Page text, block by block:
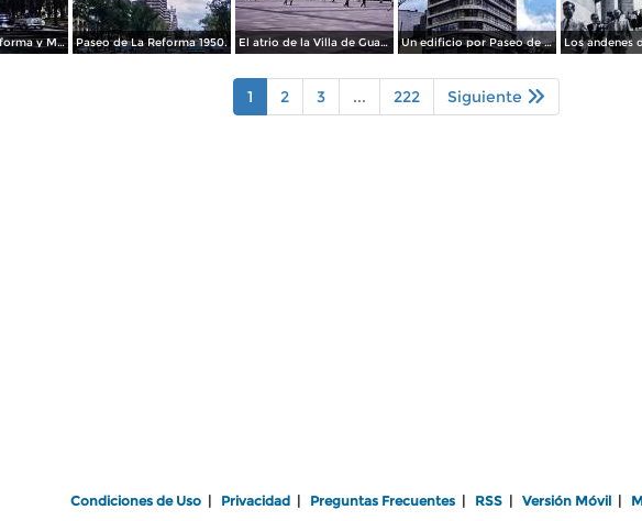
Paseo de La Reforma y Mto a La Independencia 1950 Paseo de La Reforma 1950. El atrio de la Villa de Guadalupe 1950. Un edificio por Paseo de La Reforma 1950
1 2 3 ... 222 Siguiente
Condiciones de Uso Privacidad Preguntas Frecuentes RSS Versión Móvil